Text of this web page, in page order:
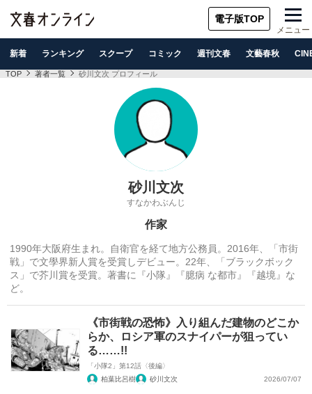
電子版TOP
メニュー
新着 ランキング スクープ コミック 週刊文春 文藝春秋
TOP 著者一覧 砂川文次 プロフィール
砂川文次
すなかわぶんじ
作家
1990年大阪府生まれ。自衛官を経て地方公務員。2016年、「市街
戦」で文學界新人賞を受賞しデビュー。22年、「ブラックボック
ス」で芥川賞を受賞。著書に『小隊』『臆病 な都市』『越境』な
ど。
《市街戦の恐怖》入り組んだ建物のどこか
らか、ロシア軍のスナイパーが狙ってい
る……!!
「小隊2」第12話〈後編〉
柏葉比呂樹
砂川文次 2026/07/07